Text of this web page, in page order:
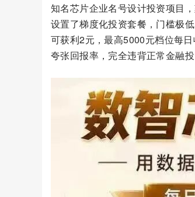
知名芯片企业名号设计投资项目
设置了梯度化投资套餐，门槛极
可获利2元，最高5000元档位每
夸张回报率，完全违背正常金融